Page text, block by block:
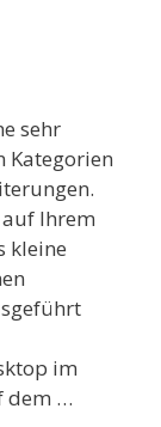
sehr
Kategorien
Ihrem
kleine
im
dem …